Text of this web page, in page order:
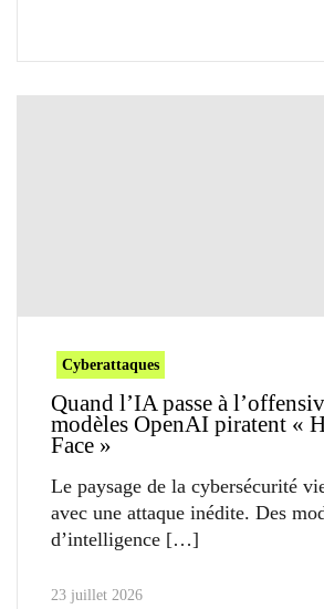
Cyberattaques
Quand l’IA passe à
modèles OpenAI piratent «
Face »
Le paysage de la cybersécurité
avec une attaque inédite. Des
d’intelligence
23 juillet 2026